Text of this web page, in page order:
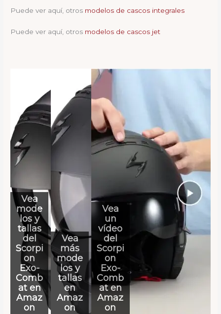
Puede ver aquí, otros modelos de cascos integrales
Puede ver aquí, otros modelos de cascos jet
Vea
mode
los y
tallas
del
Scorpi
on
Exo-
Comb
at en
Amaz
on
Vea
más
mode
los y
tallas
en
Amaz
on
Vea
un
vídeo
del
Scorpi
on
Exo-
Comb
at en
Amaz
on